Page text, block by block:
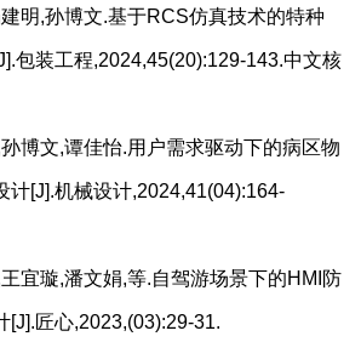
,孙博文.基于RCS仿真技术的特种
包装工程,2024,45(20):129-143.中文核
文,谭佳怡.用户需求驱动下的病区物
计[J].机械设计,2024,41(04):164-
璇,潘文娟,等.自驾游场景下的HMI防
[J].匠心,2023,(03):29-31.